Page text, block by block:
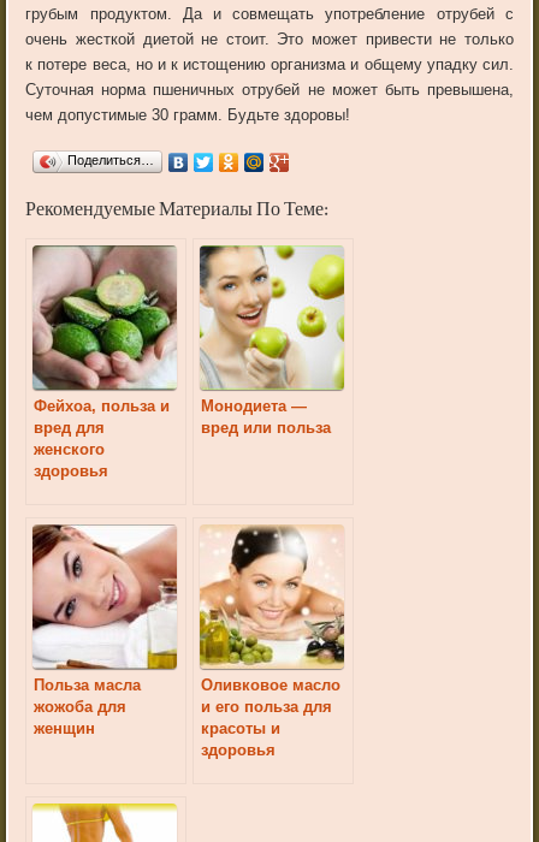
грубым
продуктом Да и совмещать употребление отрубей
с
очень жесткой диетой не стоит. Это может привести не только
к потере веса, но и к истощению организма и общему упадку сил
Суточная норма пшеничных отрубей не может быть превышена,
чем допустимые 30 грамм Будьте здоровы!
Поделиться…
Рекомендуемые Материалы По Теме:
Фейхоа, польза и
вред для
женского
здоровья
Монодиета —
вред или польза
Польза масла
жожоба для
женщин
Оливковое масло
и его польза для
красоты и
здоровья